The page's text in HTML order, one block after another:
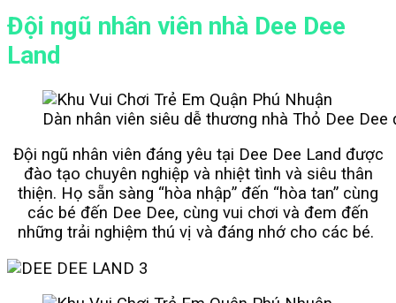
Đội ngũ nhân viên nhà Dee Dee
Land
Dàn nhân viên siêu dễ thương nhà Thỏ Dee Dee
Đội ngũ nhân viên đáng yêu tại Dee Dee Land được
đào tạo chuyên nghiệp và nhiệt tình và siêu thân
thiện. Họ sẵn sàng “hòa nhập” đến “hòa tan” cùng
các bé đến Dee Dee, cùng vui chơi và đem đến
những trải nghiệm thú vị và đáng nhớ cho các bé.